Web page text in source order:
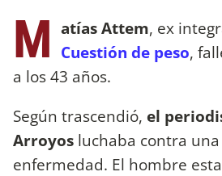
M atías Attem, ex
Cuestión de peso,
a los 43 años.
Según trascendió, el
Arroyos luchaba contra
enfermedad. El hombre